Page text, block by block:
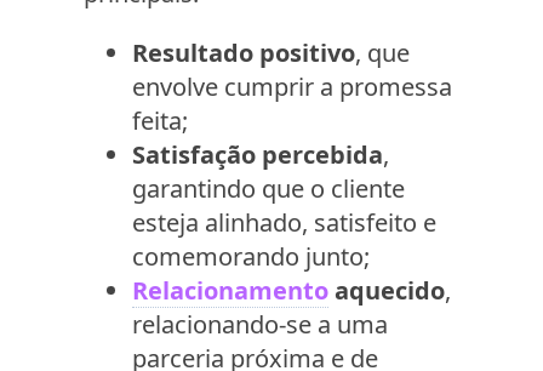
Resultado positivo, que
envolve cumprir a promessa
feita;
Satisfação percebida,
garantindo que o cliente
esteja alinhado, satisfeito e
comemorando junto;
Relacionamentoaquecido,
relacionando-se a uma
parceria próxima e de